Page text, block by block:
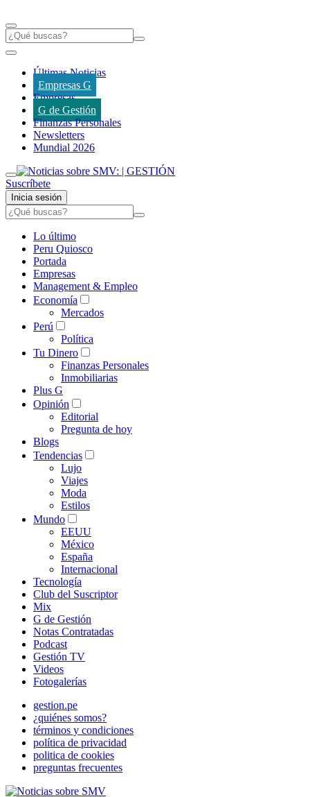
Últimas Noticias
Empresas G
Empresas
G de Gestión
Finanzas Personales
Newsletters
Mundial 2026
Suscríbete
Inicia sesión
Lo último
Peru Quiosco
Portada
Empresas
Management & Empleo
Economía
Mercados
Perú
Política
Tu Dinero
Finanzas Personales
Inmobiliarias
Plus G
Opinión
Editorial
Pregunta de hoy
Blogs
Tendencias
Lujo
Viajes
Moda
Estilos
Mundo
EEUU
México
España
Internacional
Tecnología
Club del Suscriptor
Mix
G de Gestión
Notas Contratadas
Podcast
Gestión TV
Videos
Fotogalerías
gestion.pe
¿quiénes somos?
términos y condiciones
política de privacidad
politica de cookies
preguntas frecuentes